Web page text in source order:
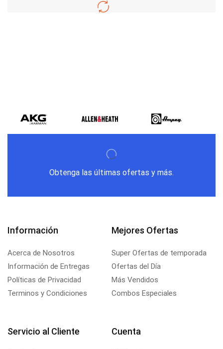
Obtenga las últimas ofertas y más.
Información
Acerca de Nosotros
Información de Entregas
Políticas de Privacidad
Terminos y Condiciones
Mejores Ofertas
Super Ofertas de temporada
Ofertas del Día
Más Vendidos
Combos Especiales
Servicio al Cliente Cuenta